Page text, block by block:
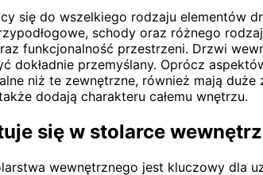
się do wszelkiego rodzaju elementów
schody oraz różnego
funkcjonalność przestrzeni. Drzwi
dokładnie przemyślany. Oprócz
niż te zewnętrzne, również mają
dodają charakteru całemu wnętrzu.
się w stolarce
wewnętrznego jest kluczowy dla